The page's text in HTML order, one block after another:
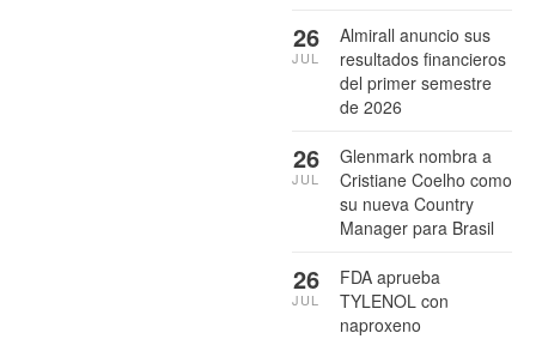
Almirall anuncio sus
resultados financieros
del primer semestre
de 2026
26
JUL
Glenmark nombra a
Cristiane Coelho como
su nueva Country
Manager para Brasil
26
JUL
FDA aprueba
TYLENOL con
naproxeno
26
JUL